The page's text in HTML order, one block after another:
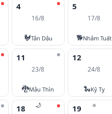
4
16/8
🐓Tân Dậu
5
17/8
🐕Nhâm Tuất
11
23/8
🐉Mậu Thìn
12
24/8
🐍Kỷ Tỵ
🌙
18 ⭐
19